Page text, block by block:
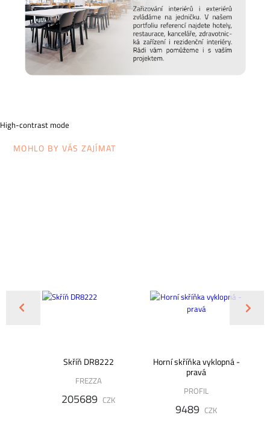
High-contrast mode
MOHLO BY VÁS ZAJÍMAT
Skříň DR8222
FREZZA
205689 CZK
Horní skříňka vyklopná -
pravá
PROFIL
9489 CZK